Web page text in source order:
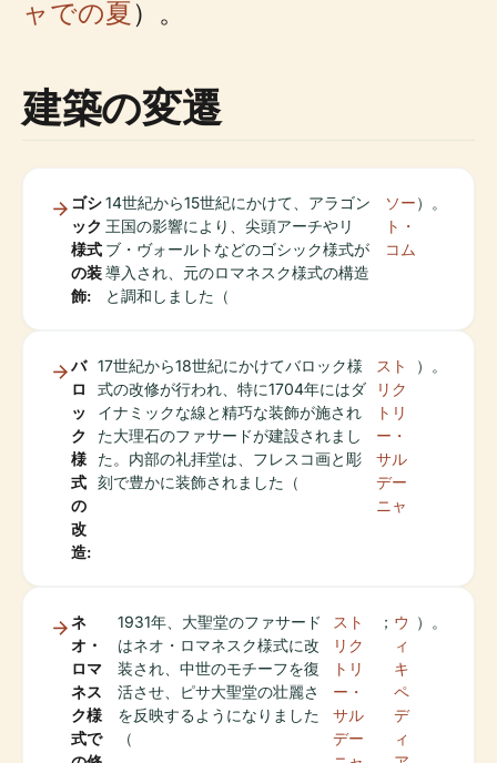
ャでの夏）。
建築の変遷
ゴシ
ック
様式
の装
飾:
14世紀から15世紀にかけて、アラゴン
王国の影響により、尖頭アーチやリ
ブ・ヴォールトなどのゴシック様式が
導入され、元のロマネスク様式の構造
と調和しました（
ソー
ト・
コム
）。
バ
ロ
ッ
ク
様
式
の
改
造:
17世紀から18世紀にかけてバロック様
式の改修が行われ、特に1704年にはダ
イナミックな線と精巧な装飾が施され
た大理石のファサードが建設されまし
た。内部の礼拝堂は、フレスコ画と彫
刻で豊かに装飾されました（
スト
リク
トリ
ー・
サル
デー
ニャ
）。
ネ
オ・
ロマ
ネス
ク様
式で
1931年、大聖堂のファサード
はネオ・ロマネスク様式に改
装され、中世のモチーフを復
活させ、ピサ大聖堂の壮麗さ
を反映するようになりました
（
スト
リク
トリ
ー・
サル
デー
； ウ
ィ
キ
ペ
デ
ィ
）。